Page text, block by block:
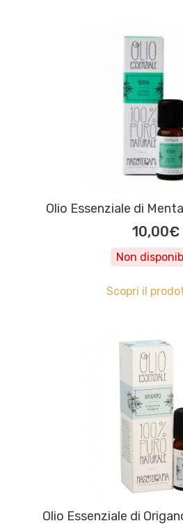
Olio Essenziale di
10,00€
Non
Scopri il
Olio Essenziale di